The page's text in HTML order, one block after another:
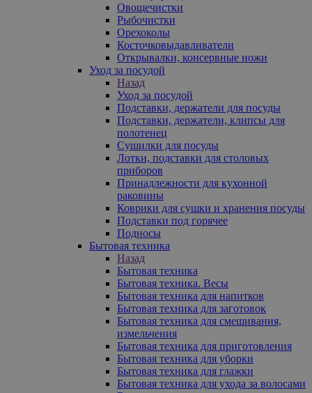
Овощечистки
Рыбочистки
Орехоколы
Косточковыдавливатели
Открывалки, консервные ножи
Уход за посудой
Назад
Уход за посудой
Подставки, держатели для посуды
Подставки, держатели, клипсы для
полотенец
Сушилки для посуды
Лотки, подставки для столовых
приборов
Принадлежности для кухонной
раковины
Коврики для сушки и хранения посуды
Подставки под горячее
Подносы
Бытовая техника
Назад
Бытовая техника
Бытовая техника. Весы
Бытовая техника для напитков
Бытовая техника для заготовок
Бытовая техника для смешивания,
измельчения
Бытовая техника для приготовления
Бытовая техника для уборки
Бытовая техника для глажки
Бытовая техника для ухода за волосами